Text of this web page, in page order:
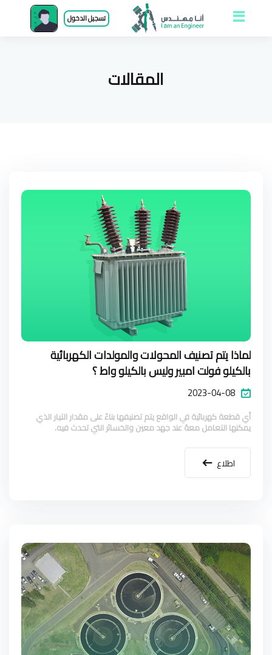
Open and close
تسجيل الدخول
المقالات
لماذا يتم تصنيف المحولات والمولدات الكهربائية
بالكيلو فولت امبير وليس بالكيلو واط ؟
2023-04-08
أي قطعة كهربائية في الواقع يتم تصنيفها بناءً على مقدار التيار الذي
يمكنها التعامل معهُ عند جهد معين والخسائر التي تحدث فيه.
اطلاع